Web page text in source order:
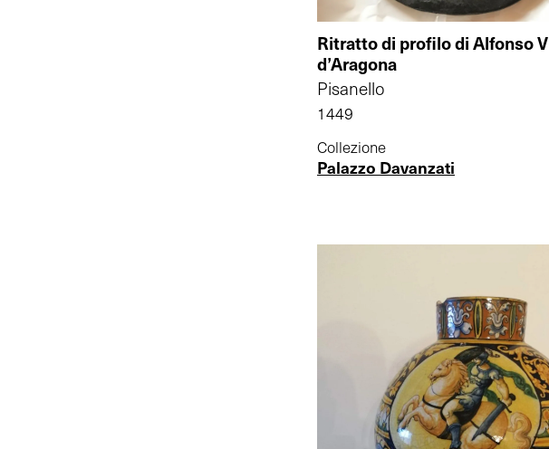
Ritratto di profilo di Alfonso V
d’Aragona
Pisanello
1449
Collezione
Palazzo Davanzati